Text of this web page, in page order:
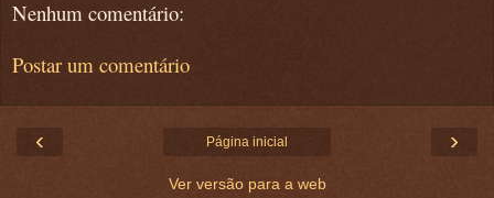
Nenhum comentário:
Postar um comentário
‹ ›
Página inicial
Ver versão para a web